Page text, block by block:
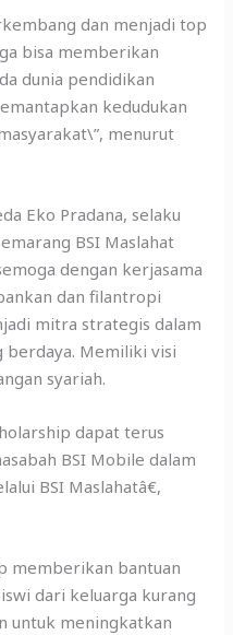
dan menjadi top
bisa memberikan
dunia pendidikan
kedudukan
menurut
Eko Pradana, selaku
BSI Maslahat
dengan kerjasama
dan filantropi
mitra strategis dalam
berdaya. Memiliki visi
syariah.
dapat terus
BSI Mobile dalam
BSI Maslahatâ€,
memberikan bantuan
dari keluarga kurang
untuk meningkatkan